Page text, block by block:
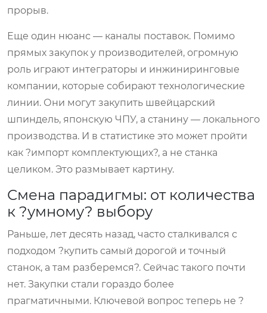
прорыв.
Еще один нюанс — каналы поставок. Помимо
прямых закупок у производителей, огромную
роль играют интеграторы и инжиниринговые
компании, которые собирают технологические
линии. Они могут закупить швейцарский
шпиндель, японскую ЧПУ, а станину — локального
производства. И в статистике это может пройти
как ?импорт комплектующих?, а не станка
целиком. Это размывает картину.
Смена парадигмы: от количества
к ?умному? выбору
Раньше, лет десять назад, часто сталкивался с
подходом ?купить самый дорогой и точный
станок, а там разберемся?. Сейчас такого почти
нет. Закупки стали гораздо более
прагматичными. Ключевой вопрос теперь не ?